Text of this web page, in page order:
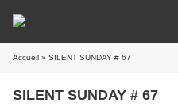
Accueil » SILENT SUNDAY # 67
SILENT SUNDAY # 67